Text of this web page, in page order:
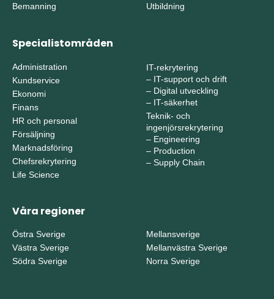
Bemanning
Utbildning
Specialistområden
Administration
Kundservice
Ekonomi
Finans
HR och personal
Försäljning
Marknadsföring
Chefsrekrytering
Life Science
IT-rekrytering
– IT-support och drift
– Digital utveckling
– IT-säkerhet
Teknik- och
ingenjörsrekrytering
– Engineering
– Production
– Supply Chain
Våra regioner
Östra Sverige
Västra Sverige
Södra Sverige
Mellansverige
Mellanvästra Sverige
Norra Sverige